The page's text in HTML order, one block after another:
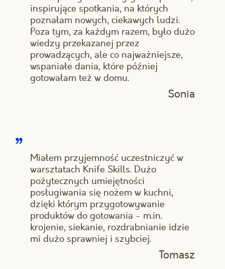
inspirujące spotkania, na których
poznałam nowych, ciekawych ludzi.
Poza tym, za każdym razem, było dużo
wiedzy przekazanej przez
prowadzących, ale co najważniejsze,
wspaniałe dania, które później
gotowałam też w domu.
Sonia
Miałem przyjemność uczestniczyć w
warsztatach Knife Skills. Dużo
pożytecznych umiejętności
posługiwania się nożem w kuchni,
dzięki którym przygotowywanie
produktów do gotowania - m.in.
krojenie, siekanie, rozdrabnianie idzie
mi dużo sprawniej i szybciej.
Tomasz